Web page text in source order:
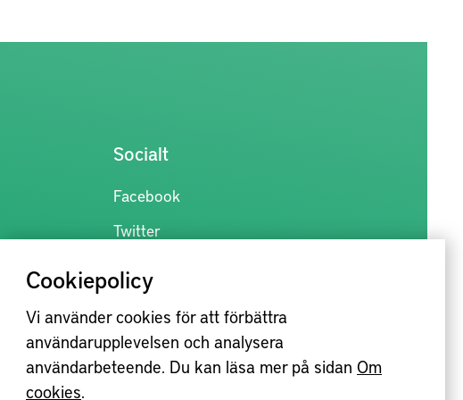
Cookiepolicy
Vi använder cookies för att förbättra
användarupplevelsen och analysera
användarbeteende. Du kan läsa mer på sidan Om
cookies.
Socialt
Facebook
Twitter